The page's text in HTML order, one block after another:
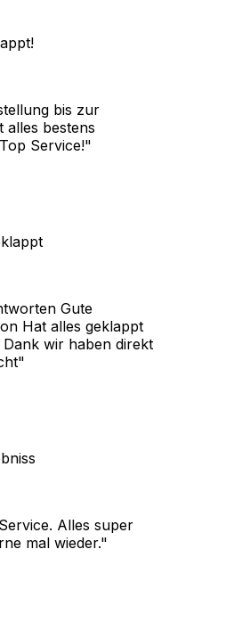
bis zur
alles bestens
Service!"
Gute
Hat alles geklappt
Dank wir haben direkt
Alles super
mal wieder."